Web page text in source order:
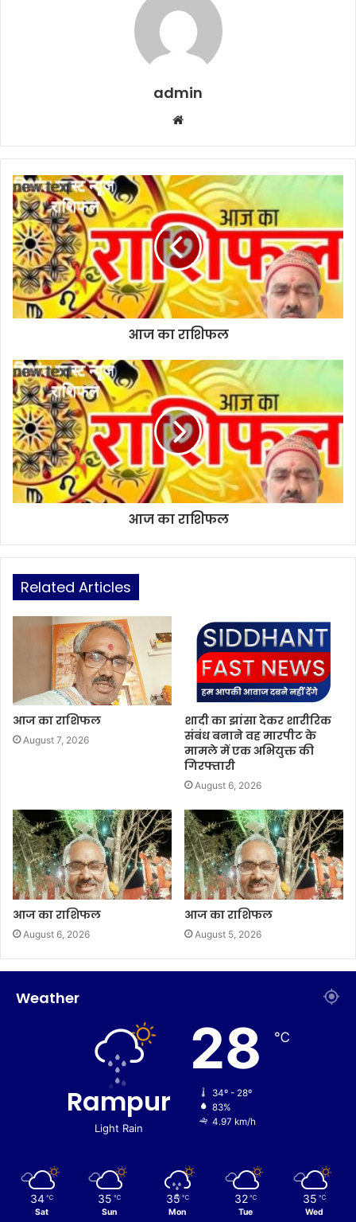
admin
b
s
i
t
e
आज का राशिफल
आज का राशिफल
Related Articles
आज का राशिफल
August 7, 2026
शादी का झांसा देकर शारीरिक
संबंध बनाने वह मारपीट के
मामले में एक अभियुक्त की
गिरफ्तारी
August 6, 2026
आज का राशिफल
August 6, 2026
आज का राशिफल
August 5, 2026
Weather
Rampur
Light Rain
28 ℃
34º - 28º
83%
4.97 km/h
34 ℃
Sat
35 ℃
Sun
35 ℃
Mon
32 ℃
Tue
35 ℃
Wed